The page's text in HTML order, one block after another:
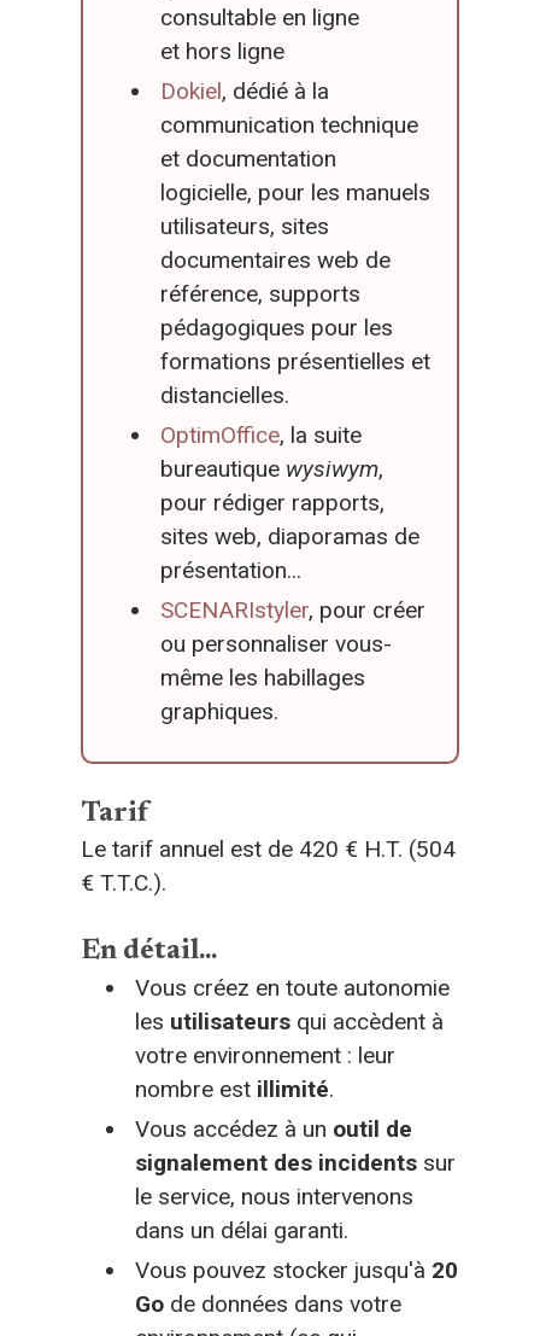
consultable en ligne
et hors ligne
Dokiel, dédié à la
communication technique
et documentation
logicielle, pour les manuels
utilisateurs, sites
documentaires web de
référence, supports
pédagogiques pour les
formations présentielles et
distancielles.
OptimOffice, la suite
bureautique wysiwym,
pour rédiger rapports,
sites web, diaporamas de
présentation...
SCENARIstyler, pour créer
ou personnaliser vous-
même les habillages
graphiques.
Tarif
Le tarif annuel est de 420 € H.T. (504
€ T.T.C.).
En détail...
Vous créez en toute autonomie
les utilisateurs qui accèdent à
votre environnement : leur
nombre est illimité.
Vous accédez à un outil de
signalement des incidents sur
le service, nous intervenons
dans un délai garanti.
Vous pouvez stocker jusqu'à 20
Go de données dans votre